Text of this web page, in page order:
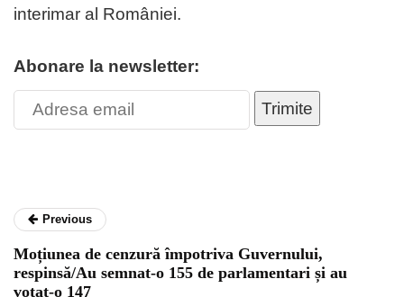
interimar al României.
Abonare la newsletter:
Trimite
Previous
Moțiunea de cenzură împotriva Guvernului,
respinsă/Au semnat-o 155 de parlamentari și au
votat-o 147